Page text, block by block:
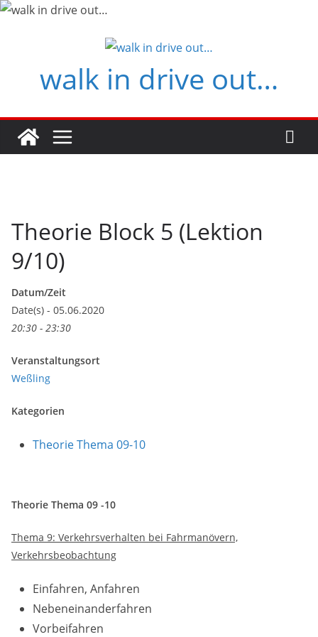
Zum
walk in drive out…
Theorie Block 5 (Lektion
9/10)
Datum/Zeit
Date(s) - 05.06.2020
20:30 - 23:30
Veranstaltungsort
Weßling
Kategorien
Theorie Thema 09-10
Theorie Thema 09 -10
Thema 9: Verkehrsverhalten bei Fahrmanövern,
Verkehrsbeobachtung
Einfahren, Anfahren
Nebeneinanderfahren
Vorbeifahren